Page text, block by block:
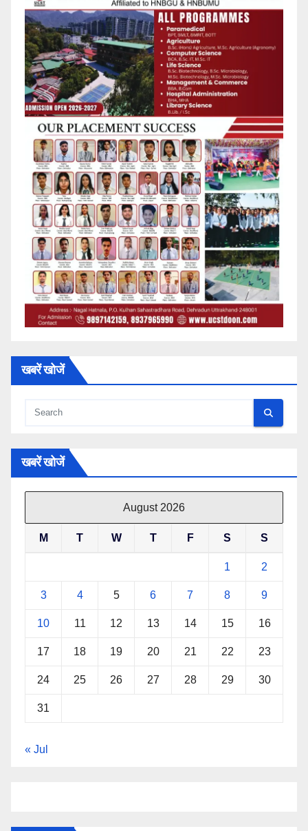
खबरें खोजें
खबरें खोजें
August 2026
M T W T F S S
1 2
3 4 5 6 7 8 9
10 11 12 13 14 15 16
17 18 19 20 21 22 23
24 25 26 27 28 29 30
31
« Jul